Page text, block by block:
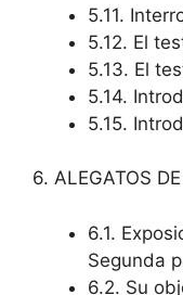
5.11.
5.12. El
5.13. El
5.14.
5.15.
6. ALEGATOS
6.1.
Segunda
6.2. Su